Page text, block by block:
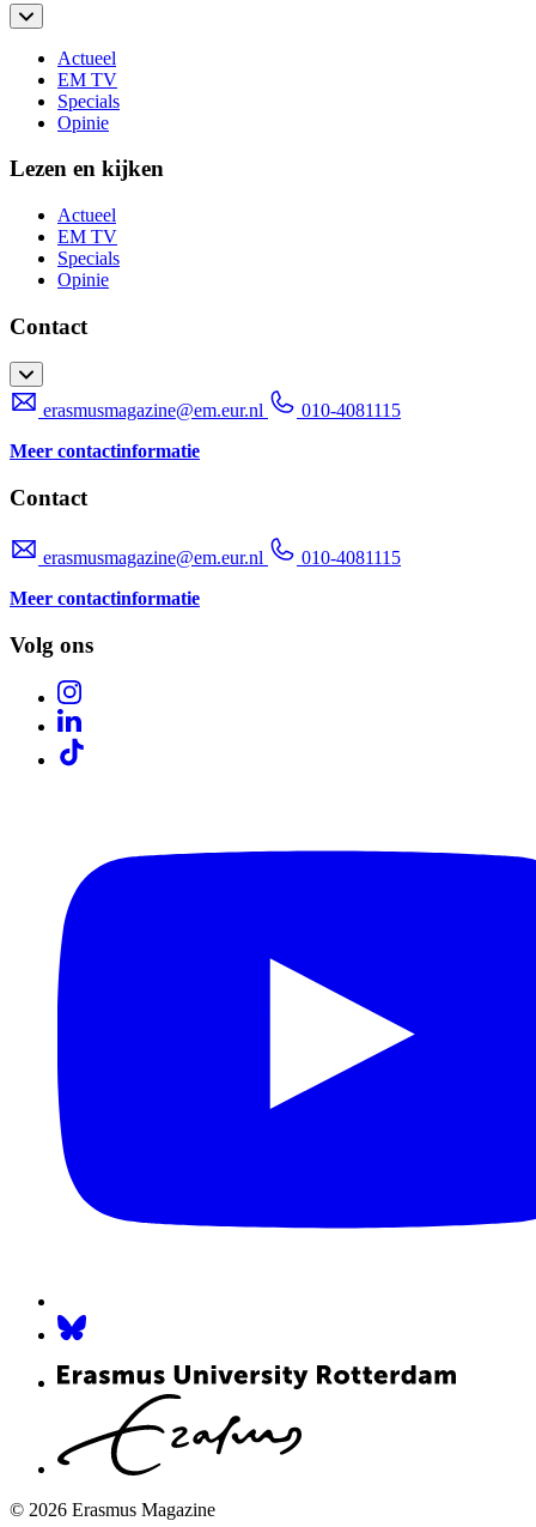
Actueel
EM TV
Specials
Opinie
Lezen en kijken
Actueel
EM TV
Specials
Opinie
Contact
erasmusmagazine@em.eur.nl
010-4081115
Meer contactinformatie
Contact
erasmusmagazine@em.eur.nl
010-4081115
Meer contactinformatie
Volg ons
© 2026 Erasmus Magazine